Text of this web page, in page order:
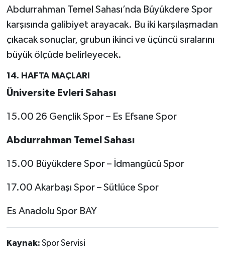
Abdurrahman Temel Sahası’nda Büyükdere Spor
karşısında galibiyet arayacak. Bu iki karşılaşmadan
çıkacak sonuçlar, grubun ikinci ve üçüncü sıralarını
büyük ölçüde belirleyecek.
14. HAFTA MAÇLARI
Üniversite Evleri Sahası
15.00 26 Gençlik Spor – Es Efsane Spor
Abdurrahman Temel Sahası
15.00 Büyükdere Spor – İdmangücü Spor
17.00 Akarbaşı Spor – Sütlüce Spor
Es Anadolu Spor BAY
Kaynak: Spor Servisi